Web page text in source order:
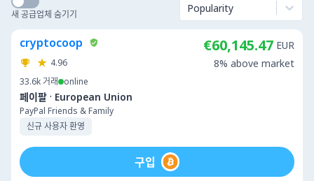
새 공급업체 숨기기 Popularity
cryptocoop
4.96
33.6k 거래 online
페이팔 · European Union
PayPal Friends & Family
신규 사용자 환영
€60,145.47 EUR
8% above market
구입